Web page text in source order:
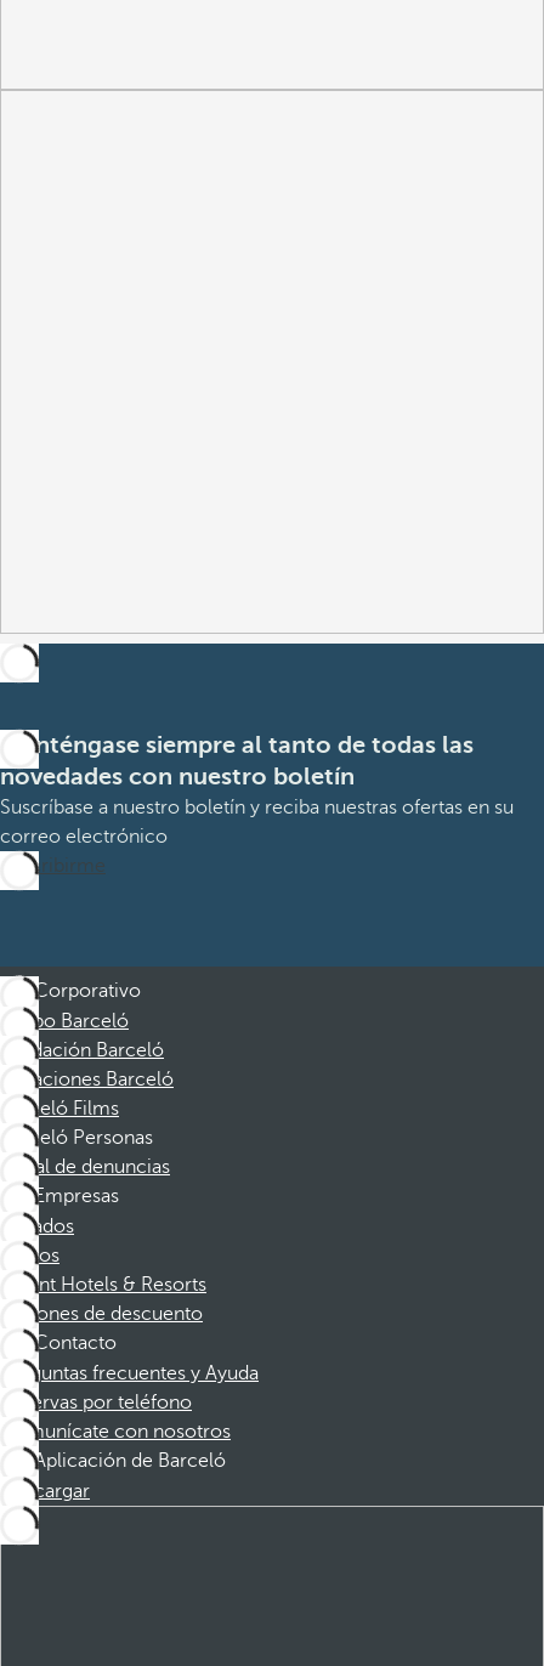
Manténgase siempre al tanto de todas las
novedades con nuestro boletín
Suscríbase a nuestro boletín y reciba nuestras ofertas en su
correo electrónico
Suscribirme
Corporativo
Grupo Barceló
Fundación Barceló
Vacaciones Barceló
Barceló Films
Barceló Personas
Canal de denuncias
Empresas
Afiliados
Socios
Dorint Hotels & Resorts
Cupones de descuento
Contacto
Preguntas frecuentes y Ayuda
Reservas por teléfono
Comunícate con nosotros
Aplicación de Barceló
Descargar